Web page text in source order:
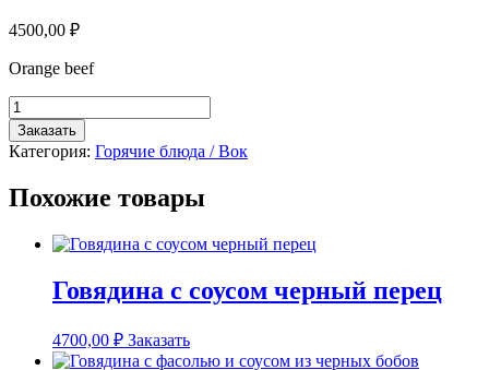
4500,00 ₽
Orange beef
Количество
товара
Говядина
в
соусе
Заказать
Категория: Горячие блюда / Вок
Похожие товары
Говядина с соусом черный перец
4700,00 ₽ Заказать